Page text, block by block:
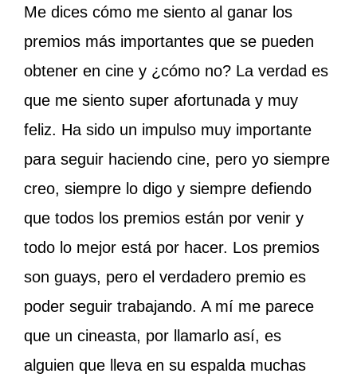
Me dices cómo me siento al ganar los
premios más importantes que se pueden
obtener en cine y ¿cómo no? La verdad es
que me siento super afortunada y muy
feliz. Ha sido un impulso muy importante
para seguir haciendo cine, pero yo siempre
creo, siempre lo digo y siempre defiendo
que todos los premios están por venir y
todo lo mejor está por hacer. Los premios
son guays, pero el verdadero premio es
poder seguir trabajando. A mí me parece
que un cineasta, por llamarlo así, es
alguien que lleva en su espalda muchas